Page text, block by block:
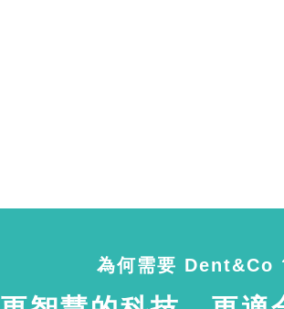
為何需要 Dent&Co